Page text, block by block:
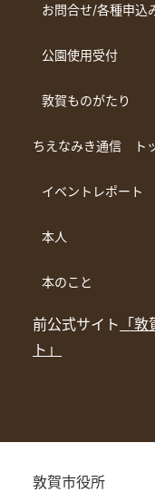
お問合せ/各種申込
公園使用受付
敦賀ものがたり
ちえなみき通信 ト
イベントレポート
本人
本のこと
前公式サイト 「
ト」
敦賀市役所